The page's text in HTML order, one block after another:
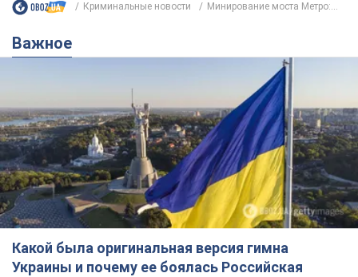
Криминальные новости Минирование моста Метро:...
Важное
Какой была оригинальная версия гимна
Украины и почему ее боялась Российская